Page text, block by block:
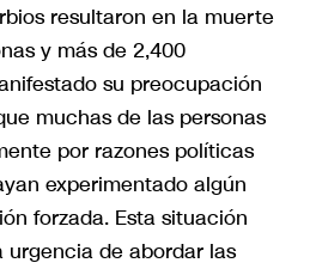
resultaron en la muerte
y más de 2,400
su preocupación
muchas de las personas
por razones políticas
experimentado algún
forzada. Esta situación
de abordar las